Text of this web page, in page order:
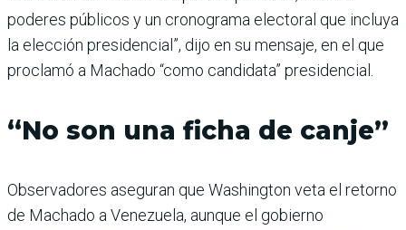
poderes públicos y un cronograma electoral que incluya
la elección presidencial”, dijo en su mensaje, en el que
proclamó a Machado “como candidata” presidencial.
“No son una ficha de canje”
Observadores aseguran que Washington veta el retorno
de Machado a Venezuela, aunque el gobierno